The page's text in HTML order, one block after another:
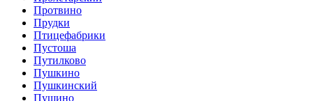
Протвино
Прудки
Птицефабрики
Пустоша
Путилково
Пушкино
Пушкинский
Пущино